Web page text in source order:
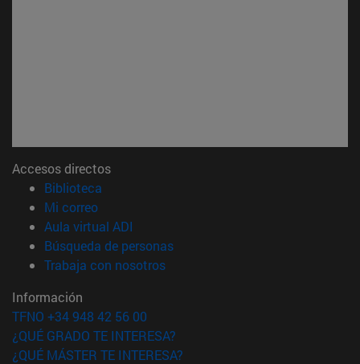
Accesos directos
Biblioteca
Mi correo(abre en nueva ventana)
Aula virtual ADI
Búsqueda de personas(abre en nueva ventana)
Trabaja con nosotros(abre en nueva ventana)
Información
TFNO +34 948 42 56 00
¿QUÉ GRADO TE INTERESA?
¿QUÉ MÁSTER TE INTERESA?